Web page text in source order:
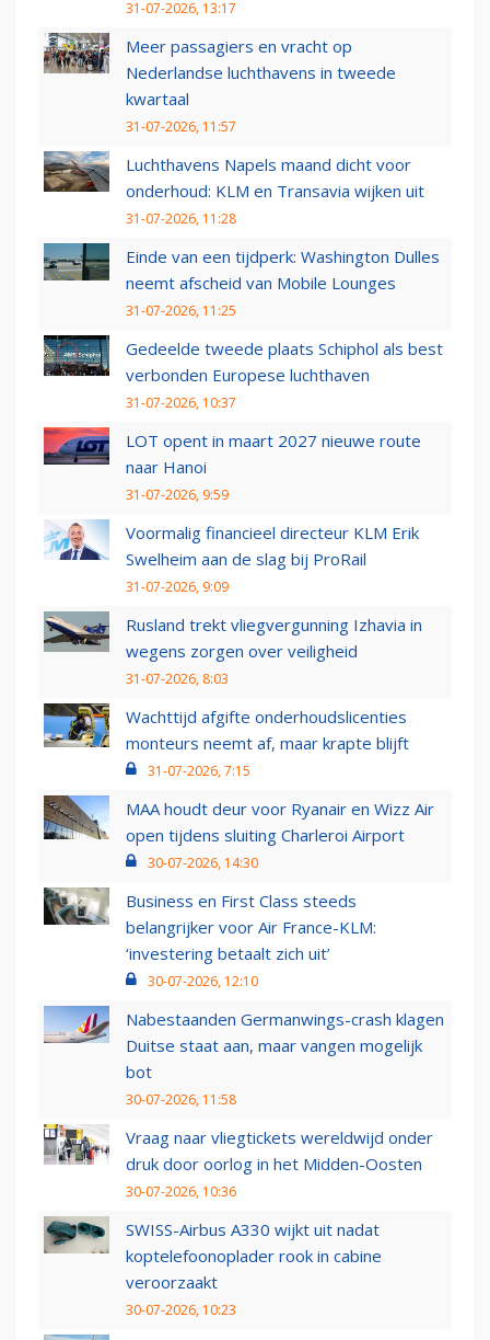
31-07-2026, 13:17
Meer passagiers en vracht op
Nederlandse luchthavens in tweede
kwartaal
31-07-2026, 11:57
Luchthavens Napels maand dicht voor
onderhoud: KLM en Transavia wijken uit
31-07-2026, 11:28
Einde van een tijdperk: Washington Dulles
neemt afscheid van Mobile Lounges
31-07-2026, 11:25
Gedeelde tweede plaats Schiphol als best
verbonden Europese luchthaven
31-07-2026, 10:37
LOT opent in maart 2027 nieuwe route
naar Hanoi
31-07-2026, 9:59
Voormalig financieel directeur KLM Erik
Swelheim aan de slag bij ProRail
31-07-2026, 9:09
Rusland trekt vliegvergunning Izhavia in
wegens zorgen over veiligheid
31-07-2026, 8:03
Wachttijd afgifte onderhoudslicenties
monteurs neemt af, maar krapte blijft
31-07-2026, 7:15
MAA houdt deur voor Ryanair en Wizz Air
open tijdens sluiting Charleroi Airport
30-07-2026, 14:30
Business en First Class steeds
belangrijker voor Air France-KLM:
‘investering betaalt zich uit’
30-07-2026, 12:10
Nabestaanden Germanwings-crash klagen
Duitse staat aan, maar vangen mogelijk
bot
30-07-2026, 11:58
Vraag naar vliegtickets wereldwijd onder
druk door oorlog in het Midden-Oosten
30-07-2026, 10:36
SWISS-Airbus A330 wijkt uit nadat
koptelefoonoplader rook in cabine
veroorzaakt
30-07-2026, 10:23